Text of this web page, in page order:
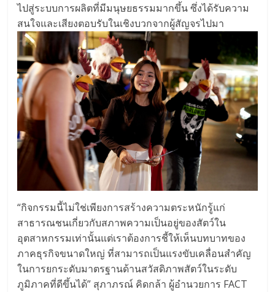
ไปสู่ระบบการผลิตที่มีมนุษยธรรมมากขึ้น ซึ่งได้รับความ
สนใจและเสียงตอบรับในเชิงบวกจากผู้สัญจรไปมา
“กิจกรรมนี้ไม่ใช่เพียงการสร้างความตระหนักรู้แก่
สาธารณชนเกี่ยวกับสภาพความเป็นอยู่ของสัตว์ใน
อุตสาหกรรมเท่านั้นแต่เราต้องการชี้ให้เห็นบทบาทของ
ภาคธุรกิจขนาดใหญ่ ที่สามารถเป็นแรงขับเคลื่อนสำคัญ
ในการยกระดับมาตรฐานด้านสวัสดิภาพสัตว์ในระดับ
ภูมิภาคที่ดีขึ้นได้” สุภาภรณ์ คิดกล้า ผู้อำนวยการ FACT